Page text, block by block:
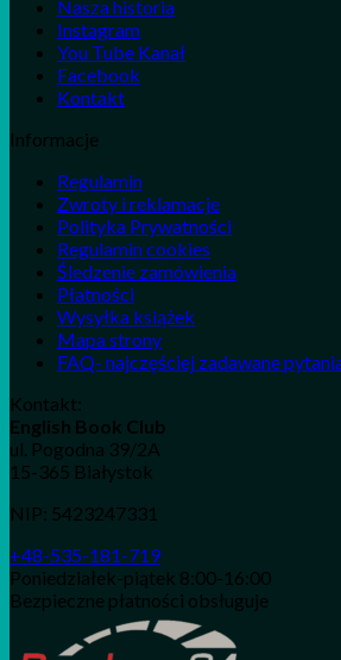
Nasza historia
Instagram
You Tube Kanał
Facebook
Kontakt
Informacje
Regulamin
Zwroty i reklamacje
Polityka Prywatności
Regulamin cookies
Śledzenie zamówienia
Płatności
Wysyłka książek
Mapa strony
FAQ- najczęściej zadawane
Kontakt:
English Book Club
ul. Pogodna 39/2A
15-365 Białystok
NIP: 5423247331
+48-535-181-719
Poniedziałek-piątek 8:00-16:00
Bezpieczne płatności obsługuje